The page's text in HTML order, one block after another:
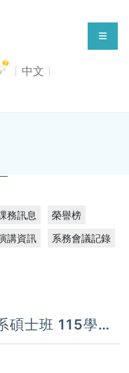
中文
務訊息
榮譽榜
講資訊
系務會議記錄
115學年
06日)